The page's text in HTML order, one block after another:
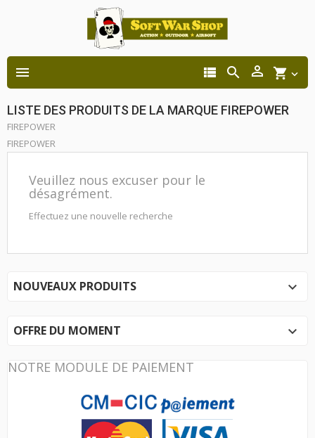
 shopping_cart 



LISTE DES PRODUITS DE LA MARQUE FIREPOWER
FIREPOWER
FIREPOWER
Veuillez nous excuser pour le
désagrément.
Effectuez une nouvelle recherche
NOUVEAUX PRODUITS 
OFFRE DU MOMENT 
NOTRE MODULE DE PAIEMENT